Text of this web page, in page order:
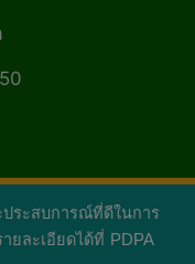
ระสบการณ์ที่ดีในการ
ยละเอียดได้ที่ PDPA
Plus mag | กรีน
วิต